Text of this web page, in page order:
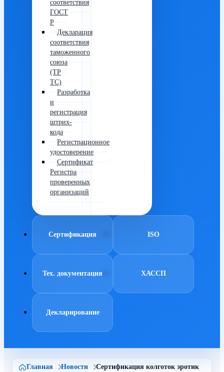
соответствия
ГОСТ
Р
Декларация
соответствия
таможенного
союза
(ТР
ТС)
Разработка
и
регистрация
штрих-
кода
Регистрационное
удостоверение
Сертификат
Регистра
проверенных
организаций
Сертификация ISO
Тех. документация ХАССП
Декларирование
Главная Новости Сертификация колготок эротик